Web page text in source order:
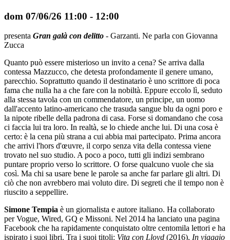
dom 07/06/26 11:00 - 12:00
presenta Gran galà con delitto - Garzanti. Ne parla con Giovanna
Zucca
Quanto può essere misterioso un invito a cena? Se arriva dalla
contessa Mazzucco, che detesta profondamente il genere umano,
parecchio. Soprattutto quando il destinatario è uno scrittore di poca
fama che nulla ha a che fare con la nobiltà. Eppure eccolo lì, seduto
alla stessa tavola con un commendatore, un principe, un uomo
dall'accento latino-americano che trasuda sangue blu da ogni poro e
la nipote ribelle della padrona di casa. Forse si domandano che cosa
ci faccia lui tra loro. In realtà, se lo chiede anche lui. Di una cosa è
certo: è la cena più strana a cui abbia mai partecipato. Prima ancora
che arrivi l'hors d'œuvre, il corpo senza vita della contessa viene
trovato nel suo studio. A poco a poco, tutti gli indizi sembrano
puntare proprio verso lo scrittore. O forse qualcuno vuole che sia
così. Ma chi sa usare bene le parole sa anche far parlare gli altri. Di
ciò che non avrebbero mai voluto dire. Di segreti che il tempo non è
riuscito a seppellire.
Simone Tempia è un giornalista e autore italiano. Ha collaborato
per Vogue, Wired, GQ e Missoni. Nel 2014 ha lanciato una pagina
Facebook che ha rapidamente conquistato oltre centomila lettori e ha
ispirato i suoi libri. Tra i suoi titoli: Vita con Lloyd (2016), In viaggio